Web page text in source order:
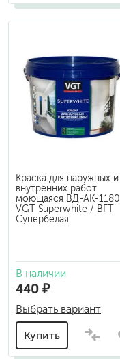
Краска для наружных и
внутренних работ
моющаяся ВД-АК-1180
VGT Superwhite / ВГТ
Супербелая
В наличии
440 ₽
Выбрать вариант
Купить